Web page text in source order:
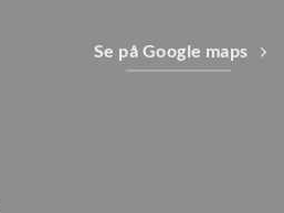
Se på Google maps